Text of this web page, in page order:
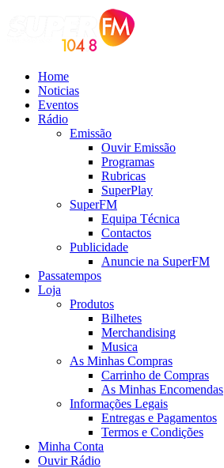
Home
Noticias
Eventos
Rádio
Emissão
Ouvir Emissão
Programas
Rubricas
SuperPlay
SuperFM
Equipa Técnica
Contactos
Publicidade
Anuncie na SuperFM
Passatempos
Loja
Produtos
Bilhetes
Merchandising
Musica
As Minhas Compras
Carrinho de Compras
As Minhas Encomendas
Informações Legais
Entregas e Pagamentos
Termos e Condições
Minha Conta
Ouvir Rádio